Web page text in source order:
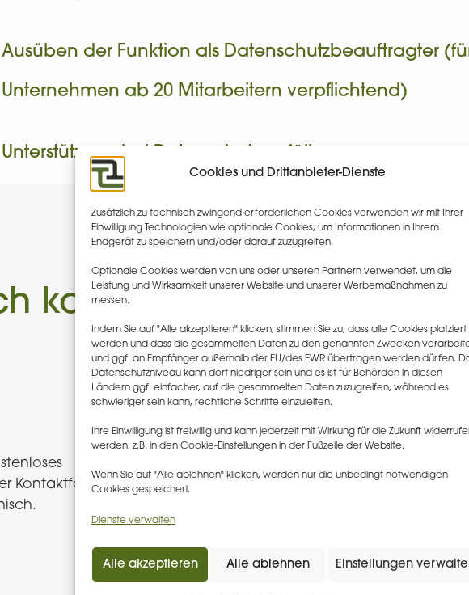
Cookies und Drittanbieter-Dienste
Zusätzlich zu technisch zwingend erforderlichen Cookies verwenden wir mit Ihrer
Einwilligung Technologien wie optionale Cookies, um Informationen in Ihrem
Endgerät zu speichern und/oder darauf zuzugreifen.
Optionale Cookies werden von uns oder unseren Partnern verwendet, um die
Leistung und Wirksamkeit unserer Website und unserer Werbemaßnahmen zu
messen.
Indem Sie auf "Alle akzeptieren" klicken, stimmen Sie zu, dass alle Cookies platziert
werden und dass die gesammelten Daten zu den genannten Zwecken
und ggf. an Empfänger außerhalb der EU/des EWR übertragen werden dürfen.
Datenschutzniveau kann dort niedriger sein und es ist für Behörden in diesen
Ländern ggf. einfacher, auf die gesammelten Daten zuzugreifen, während es
schwieriger sein kann, rechtliche Schritte einzuleiten.
Ihre Einwilligung ist freiwillig und kann jederzeit mit Wirkung für die Zukunft
werden, z.B. in den Cookie-Einstellungen in der Fußzeile der Website.
Wenn Sie auf "Alle ablehnen" klicken, werden nur die unbedingt notwendigen
Cookies gespeichert.
Dienste verwalten
Alle akzeptieren Alle ablehnen Einstellungen
Ausüben der Funktion als Datenschutzbeauftragter
Unternehmen ab 20 Mitarbeitern verpflichtend)
Unterstützung bei Datenschutzvorfällen
kommen wir ins
Kontaktformular,
Analyse:
gemeinsam Ihre Situation und
Wir